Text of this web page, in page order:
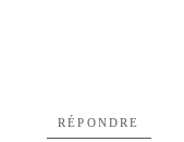
RÉPONDRE